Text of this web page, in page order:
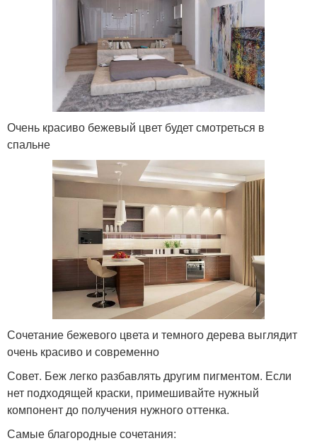
Очень красиво бежевый цвет будет смотреться в
спальне
Сочетание бежевого цвета и темного дерева выглядит
очень красиво и современно
Совет. Беж легко разбавлять другим пигментом. Если
нет подходящей краски, примешивайте нужный
компонент до получения нужного оттенка.
Самые благородные сочетания: